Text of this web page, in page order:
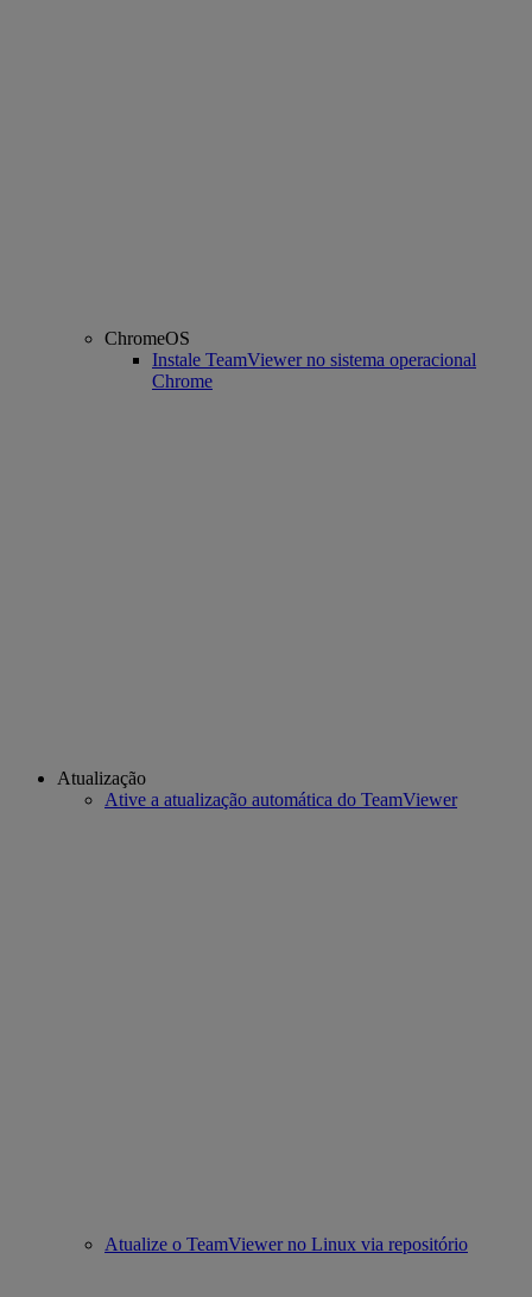
ChromeOS
Instale TeamViewer no sistema operacional
Chrome
Atualização
Ative a atualização automática do TeamViewer
Atualize o TeamViewer no Linux via repositório